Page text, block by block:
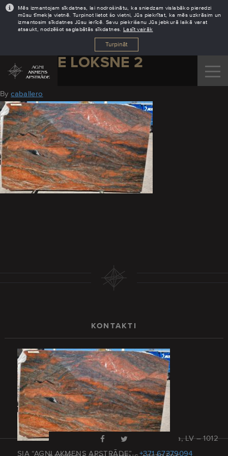
Mēs izmantojam sīkdatnes, lai nodrošinātu, ka sniedzam vislabāko pieredzi
mūsu tīmekļa vietnē. Turpinot lietot šo vietni, Jūs piekrītat, ka mēs uzkrāsim un
izmantosim sīkdatnes Jūsu ierīcē. Savu piekrišanu Jūs jebkurā laikā varat
atsaukt, nodzēšot saglabātās sīkdatnes. Lasīt vairāk
Turpināt
RED FIRE LOKSNE 2
May 17, 2022
Bycaballero
KONTAKTI
SIA “AGNI AKMENS APSTRĀDE”
Rīga, Latvija, LV – 1012
+371 67379094